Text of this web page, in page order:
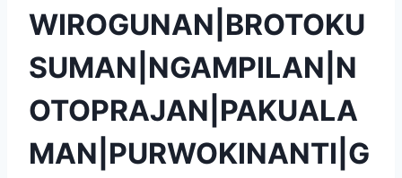
WIROGUNAN|BROTOKU
SUMAN|NGAMPILAN|N
OTOPRAJAN|PAKUALA
MAN|PURWOKINANTI|G